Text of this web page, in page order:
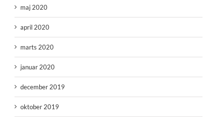
maj 2020
april 2020
marts 2020
januar 2020
december 2019
oktober 2019